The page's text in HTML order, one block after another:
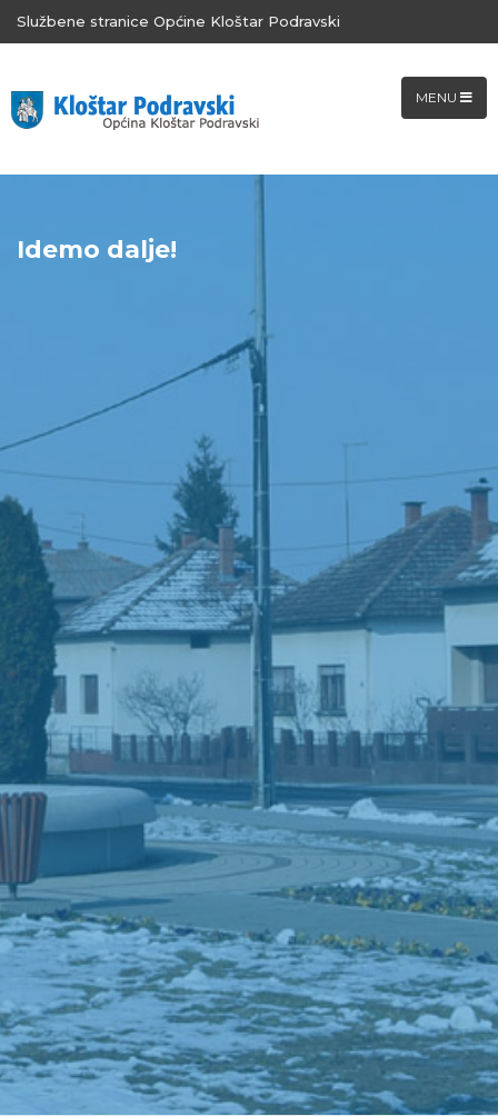
Službene stranice Općine Kloštar Podravski
MENU
Idemo dalje!